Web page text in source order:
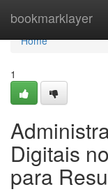
bookmarklayer
Home
Home
1
Digitais
para